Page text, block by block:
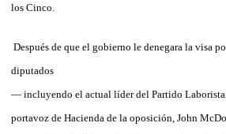
los Cinco.
Después de que el gobierno le denegara la visa
diputados
— incluyendo el actual líder del Partido
portavoz de Hacienda de la oposición, John